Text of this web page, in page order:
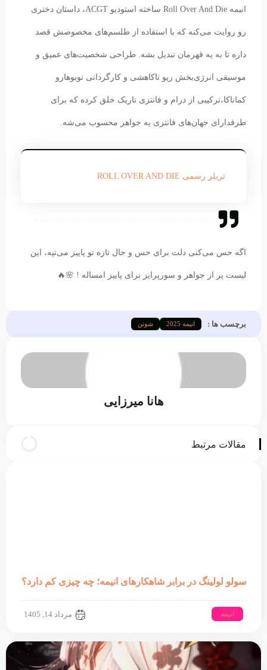
انیمه Roll Over And Die ساخته استودیو ACGT، داستان دختری
رو روایت می‌کنه که با استفاده از طلسم‌های مخصوصش قصد
داره تا به یه قهرمان تبدیل بشه. طراحی شخصیت‌های عمیق و
موسیقی انرژی‌بخش ریو تاکاهشی و کارگردانی نوبوهارو
کماناکا،‌ترکیبی از درام و فانتزی تاریک خلق کرده که برای
طرفدارای جهان‌های فانتزی یه جواهر محسوب می‌شه.
تریلر رسمی ROLL OVER AND DIE
اگه حس می‌کنی دلت برای حس و حال تازه تو پاییز می‌تپه، این
لیست پر از جواهر و سورپرایز برای پاییز امساله ! 🌸🔥
برچسب ها : انیمه 2025 شونن
هانا میرزایی
مقالات مرتبط
سولو لولینگ در برابر شاهکارهای انیمه؛ چه چیزی کم دارد؟
انیمه مرداد 14, 1405